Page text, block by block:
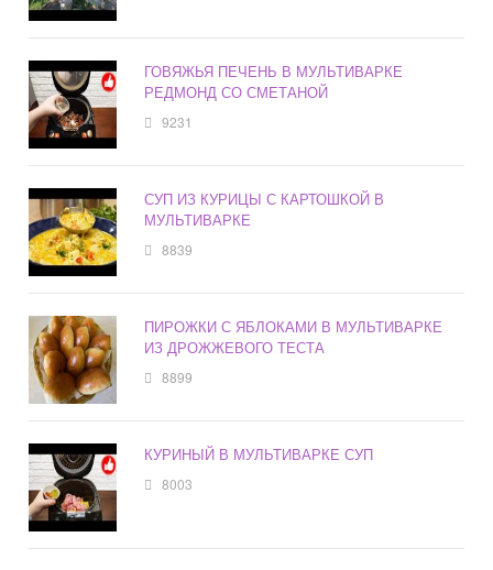
ГОВЯЖЬЯ ПЕЧЕНЬ В МУЛЬТИВАРКЕ
РЕДМОНД СО СМЕТАНОЙ
9231
СУП ИЗ КУРИЦЫ С КАРТОШКОЙ В
МУЛЬТИВАРКЕ
8839
ПИРОЖКИ С ЯБЛОКАМИ В МУЛЬТИВАРКЕ
ИЗ ДРОЖЖЕВОГО ТЕСТА
8899
КУРИНЫЙ В МУЛЬТИВАРКЕ СУП
8003